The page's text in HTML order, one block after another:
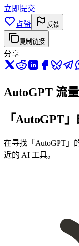
立即提交
点赞
反馈
复制链接
分享
AutoGPT 流
「AutoGPT
在寻找「AutoGPT」
近的 AI 工具。